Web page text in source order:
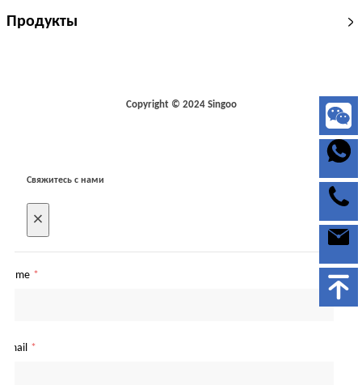
Продукты
Copyright © 2024 Singoo
Свяжитесь с нами
×
Name *
Email *